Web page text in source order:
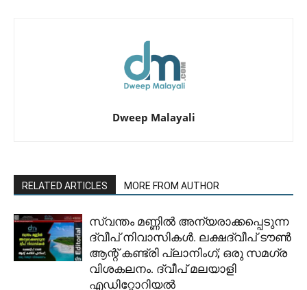
Dweep Malayali
RELATED ARTICLES MORE FROM AUTHOR
സ്വന്തം മണ്ണിൽ അന്യരാക്കപ്പെടുന്ന
ദ്വീപ് നിവാസികൾ. ലക്ഷദ്വീപ് ടൗൺ
ആന്റ് കണ്ട്രി പ്ലാനിംഗ്; ഒരു സമഗ്ര
വിശകലനം. ദ്വീപ് മലയാളി
എഡിറ്റോറിയൽ